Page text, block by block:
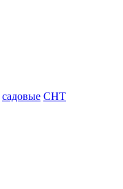
садовые СНТ